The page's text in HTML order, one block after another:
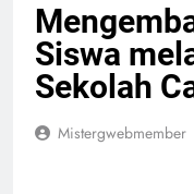
Siswa
Sekolah
Mistergwebmember